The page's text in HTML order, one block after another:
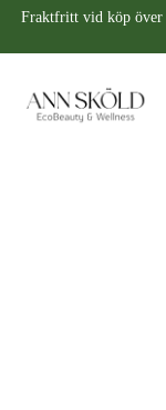
Fraktfritt vid köp över